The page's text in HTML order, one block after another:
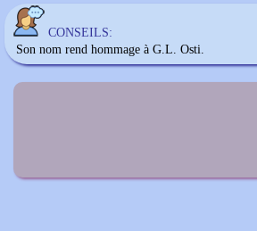
CONSEILS:
Son nom rend hommage à G.L. Osti.